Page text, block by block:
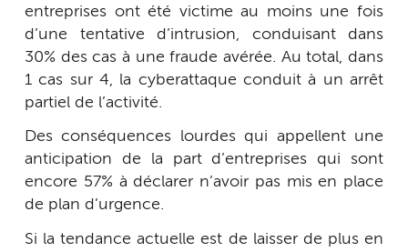
entreprises ont été victime au moins une fois
d’une tentative d’intrusion, conduisant dans
30% des cas à une fraude avérée. Au total, dans
1 cas sur 4, la cyberattaque conduit à un arrêt
partiel de l’activité.
Des conséquences lourdes qui appellent une
anticipation de la part d’entreprises qui sont
encore 57% à déclarer n’avoir pas mis en place
de plan d’urgence.
Si la tendance actuelle est de laisser de plus en